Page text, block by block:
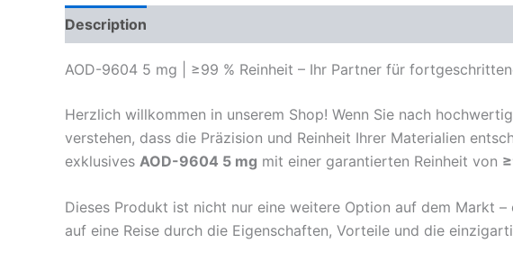
Description
AOD-9604 5 mg | ≥99 % Reinheit – Ihr Partner für
Herzlich willkommen in unserem Shop! Wenn Sie nach
verstehen, dass die Präzision und Reinheit Ihrer Materialien
exklusives AOD-9604 5 mg mit einer garantierten Reinheit von
Dieses Produkt ist nicht nur eine weitere Option auf dem Markt
auf eine Reise durch die Eigenschaften, Vorteile und die